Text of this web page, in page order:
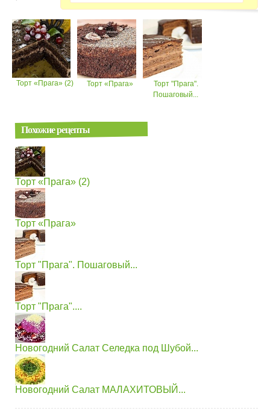
Торт «Прага» (2) Торт «Прага»
Торт "Прага".
Пошаговый...
Похожие рецепты
Торт «Прага» (2)
Торт «Прага»
Торт "Прага". Пошаговый...
Торт "Прага"....
Новогодний Салат Селедка под Шубой...
Новогодний Салат МАЛАХИТОВЫЙ...